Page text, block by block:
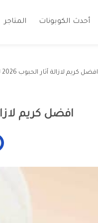
أحدث الكوبونات المتاجر
افضل كريم لازالة آثار الحبوب 2026 للتمتع ببشرة نضرة ونقية
افضل كريم لازالة آثار